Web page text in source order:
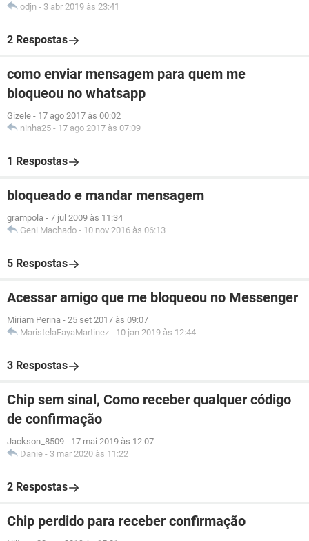
odjn - 3 abr 2019 às 23:41
2 Respostas
como enviar mensagem para quem me
bloqueou no whatsapp
Gizele - 17 ago 2017 às 00:02
ninha25 - 17 ago 2017 às 07:09
1 Respostas
bloqueado e mandar mensagem
grampola - 7 jul 2009 às 11:34
Geni Machado - 10 nov 2016 às 06:13
5 Respostas
Acessar amigo que me bloqueou no Messenger
Miriam Perina - 25 set 2017 às 09:07
MaristelaFayaMartinez - 10 jan 2019 às 12:44
3 Respostas
Chip sem sinal, Como receber qualquer código
de confirmação
Jackson_8509 - 17 mai 2019 às 12:07
Danie - 3 mar 2020 às 11:22
2 Respostas
Chip perdido para receber confirmação